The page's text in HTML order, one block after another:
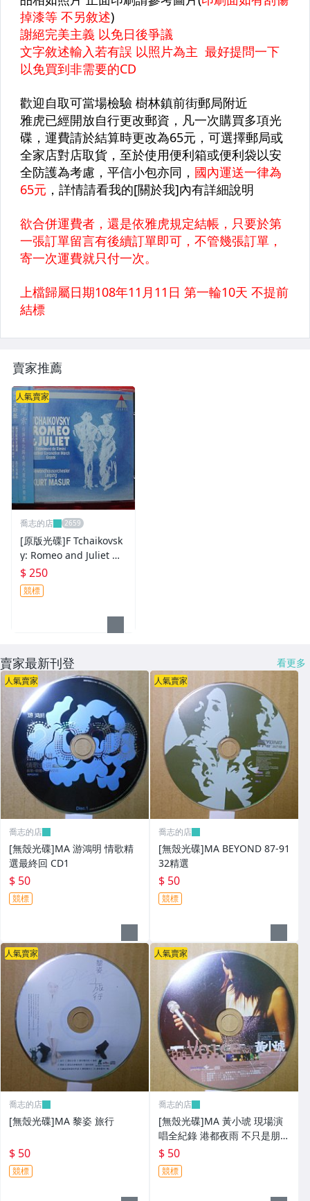
賣家推薦
人氣賣家
喬志的店
[原版光碟]F Tchaikovsk
y: Romeo and Juliet M
ADE IN GERMANY
$ 250
競標
賣家最新刊登 看更多
人氣賣家
喬志的店
[無殼光碟]MA 游鴻明 情歌精
選最終回 CD1
$ 50
競標
人氣賣家
喬志的店
[無殼光碟]MA BEYOND 87-91
32精選
$ 50
競標
人氣賣家
喬志的店
[無殼光碟]MA 黎姿 旅行
$ 50
競標
人氣賣家
喬志的店
[無殼光碟]MA 黃小琥 現場演
唱全紀錄 港都夜雨 不只是朋友
我要我們在一起
$ 50
競標